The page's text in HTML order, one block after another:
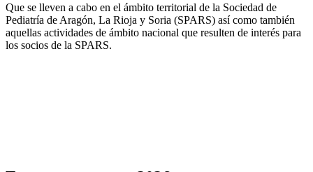
Que se lleven a cabo en el ámbito territorial de la Sociedad de
Pediatría de Aragón, La Rioja y Soria (SPARS) así como también
aquellas actividades de ámbito nacional que resulten de interés para
los socios de la SPARS.